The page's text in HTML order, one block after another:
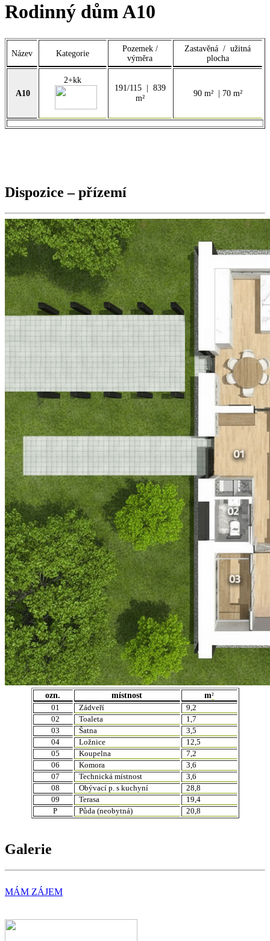
Rodinný dům A10
Název Kategorie
Pozemek /
výměra
Zastavěná / užitná
plocha
A10
2+kk
191/115 | 839
m²
90 m² | 70 m²
Dispozice – přízemí
ozn. místnost m²
01 Zádveří
9,2
02
Toaleta
1,7
03
Šatna
3,5
04
Ložnice
12,5
05
Koupelna
7,2
06
Komora
3,6
07
Technická místnost
3,6
08
Obývací p. s kuchyní
28,8
09
Terasa
19,4
P
Půda (neobytná) 20,8
Galerie
MÁM ZÁJEM